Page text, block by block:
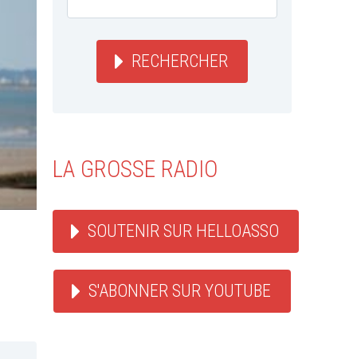
RECHERCHER
LA GROSSE RADIO
SOUTENIR SUR HELLOASSO
S'ABONNER SUR YOUTUBE